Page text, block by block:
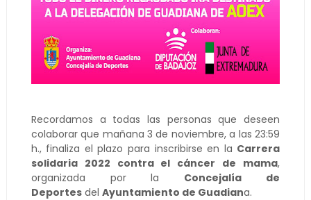
Recordamos a todas las personas que deseen
colaborar que mañana 3 de noviembre, a las 23:59
h., finaliza el plazo para inscribirse en la Carrera
solidaria 2022 contra el cáncer de mama,
organizada por la Concejalía de
Deportesdel Ayuntamiento de Guadiana.